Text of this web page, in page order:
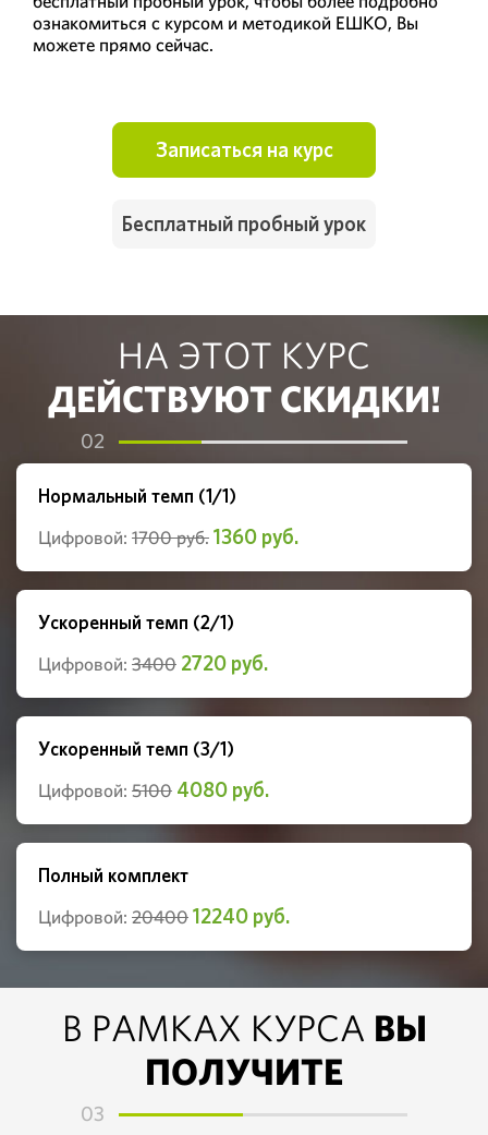
ознакомиться с курсом и методикой ЕШКО, Вы
можете прямо сейчас.
Записаться на курс
Бесплатный пробный урок
НА ЭТОТ КУРС
ДЕЙСТВУЮТ СКИДКИ!
02
Нормальный темп (1/1)
Цифровой: 1700 руб.1360 руб.
Ускоренный темп (2/1)
Цифровой: 3400 2720 руб.
Ускоренный темп (3/1)
Цифровой: 5100 4080 руб.
Полный комплект
Цифровой: 2040012240 руб.
В РАМКАХ КУРСА ВЫ
ПОЛУЧИТЕ
03